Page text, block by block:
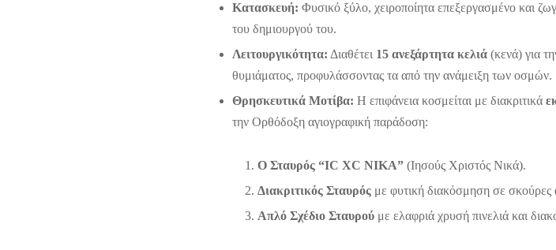
Κατασκευή: Φυσικό ξύλο, χειροποίητα επεξεργασμένο και
του δημιουργού του.
Λειτουργικότητα: Διαθέτει 15 ανεξάρτητα κελιά(κενά) για
θυμιάματος, προφυλάσσοντας τα από την ανάμειξη των οσμών.
Θρησκευτικά Μοτίβα: Η επιφάνεια κοσμείται με διακριτικά
την Ορθόδοξη αγιογραφική παράδοση:
Ο Σταυρός “IC XC NIKA”(Ιησούς Χριστός Νικά).
Διακριτικός Σταυρόςμε φυτική διακόσμηση σε σκούρες
Απλό Σχέδιο Σταυρούμε ελαφριά χρυσή πινελιά και